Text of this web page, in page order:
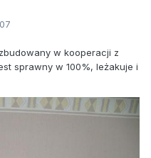
w kooperacji z
sprawny w 100%, leżakuje i